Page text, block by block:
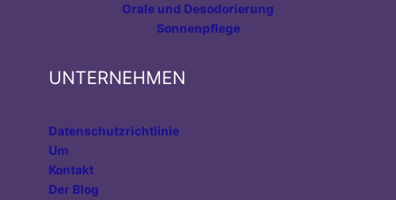
Orale und Desodorierung
Sonnenpflege
UNTERNEHMEN
Datenschutzrichtlinie
Um
Kontakt
Der Blog